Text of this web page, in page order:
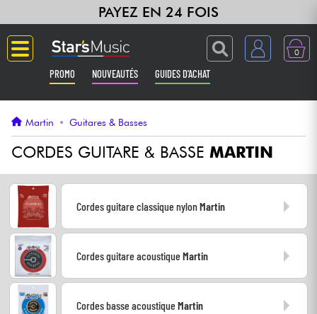
PAYEZ EN 24 FOIS
0
PROMO NOUVEAUTÉS GUIDES D'ACHAT
Guitares & Basses
Amplis & Effets
Synthés & Sampleurs
Martin • Guitares & Basses
CORDES GUITARE & BASSE MARTIN
Cordes guitare classique nylonMartin
Cordes guitare acoustiqueMartin
Cordes basse acoustiqueMartin